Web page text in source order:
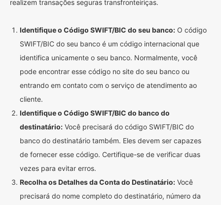
realizem transações seguras transfronteiriças.
Identifique o Código SWIFT/BIC do seu banco: O código
SWIFT/BIC do seu banco é um código internacional que
identifica unicamente o seu banco. Normalmente, você
pode encontrar esse código no site do seu banco ou
entrando em contato com o serviço de atendimento ao
cliente.
Identifique o Código SWIFT/BIC do banco do
destinatário: Você precisará do código SWIFT/BIC do
banco do destinatário também. Eles devem ser capazes
de fornecer esse código. Certifique-se de verificar duas
vezes para evitar erros.
Recolha os Detalhes da Conta do Destinatário: Você
precisará do nome completo do destinatário, número da